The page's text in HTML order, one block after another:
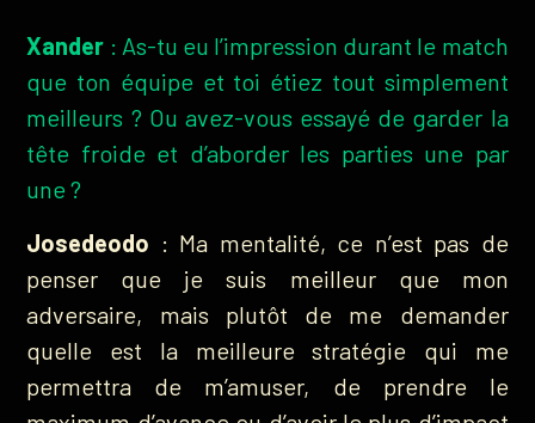
Xander : As-tu eu l’impression durant le match
que ton équipe et toi étiez tout simplement
meilleurs ? Ou avez-vous essayé de garder la
tête froide et d’aborder les parties une par
une ?
Josedeodo : Ma mentalité, ce n’est pas de
penser que je suis meilleur que mon
adversaire, mais plutôt de me demander
quelle est la meilleure stratégie qui me
permettra de m’amuser, de prendre le